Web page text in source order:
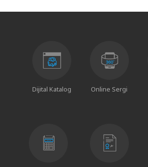
Dijital Katalog Online Sergi